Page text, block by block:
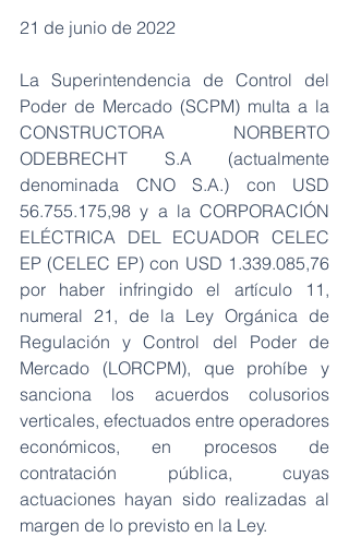
21 de junio de 2022
La Superintendencia de Control del
Poder de Mercado (SCPM) multa a la
CONSTRUCTORA NORBERTO
ODEBRECHT S.A (actualmente
denominada CNO S.A.) con USD
56.755.175,98 y a la CORPORACIÓN
ELÉCTRICA DEL ECUADOR CELEC
EP (CELEC EP) con USD 1.339.085,76
por haber infringido el artículo 11,
numeral 21, de la Ley Orgánica de
Regulación y Control del Poder de
Mercado (LORCPM), que prohíbe y
sanciona los acuerdos colusorios
verticales, efectuados entre operadores
económicos, en procesos de
contratación pública, cuyas
actuaciones hayan sido realizadas al
margen de lo previsto en la Ley.